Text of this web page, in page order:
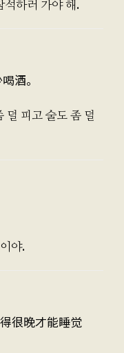
석하러 가야 해.
酒。
덜 피고 술도 좀 덜
야.
很晚才能睡觉